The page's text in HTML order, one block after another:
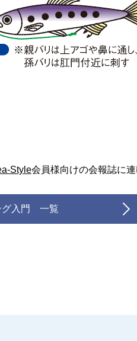
Style会員様向けの会報誌に
グ入門 一覧